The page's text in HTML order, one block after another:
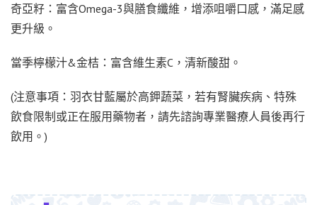
奇亞籽：富含Omega-3與膳食纖維，增添咀嚼口感，滿足感
更升級。
當季檸檬汁&金桔：富含維生素C，清新酸甜。
(注意事項：羽衣甘藍屬於高鉀蔬菜，若有腎臟疾病、特殊
飲食限制或正在服用藥物者，請先諮詢專業醫療人員後再行
飲用。)